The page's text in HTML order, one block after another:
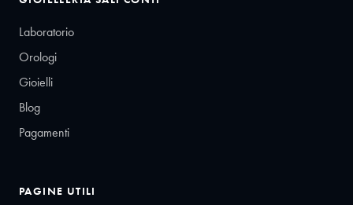
Laboratorio
Orologi
Gioielli
Blog
Pagamenti
PAGINE UTILI